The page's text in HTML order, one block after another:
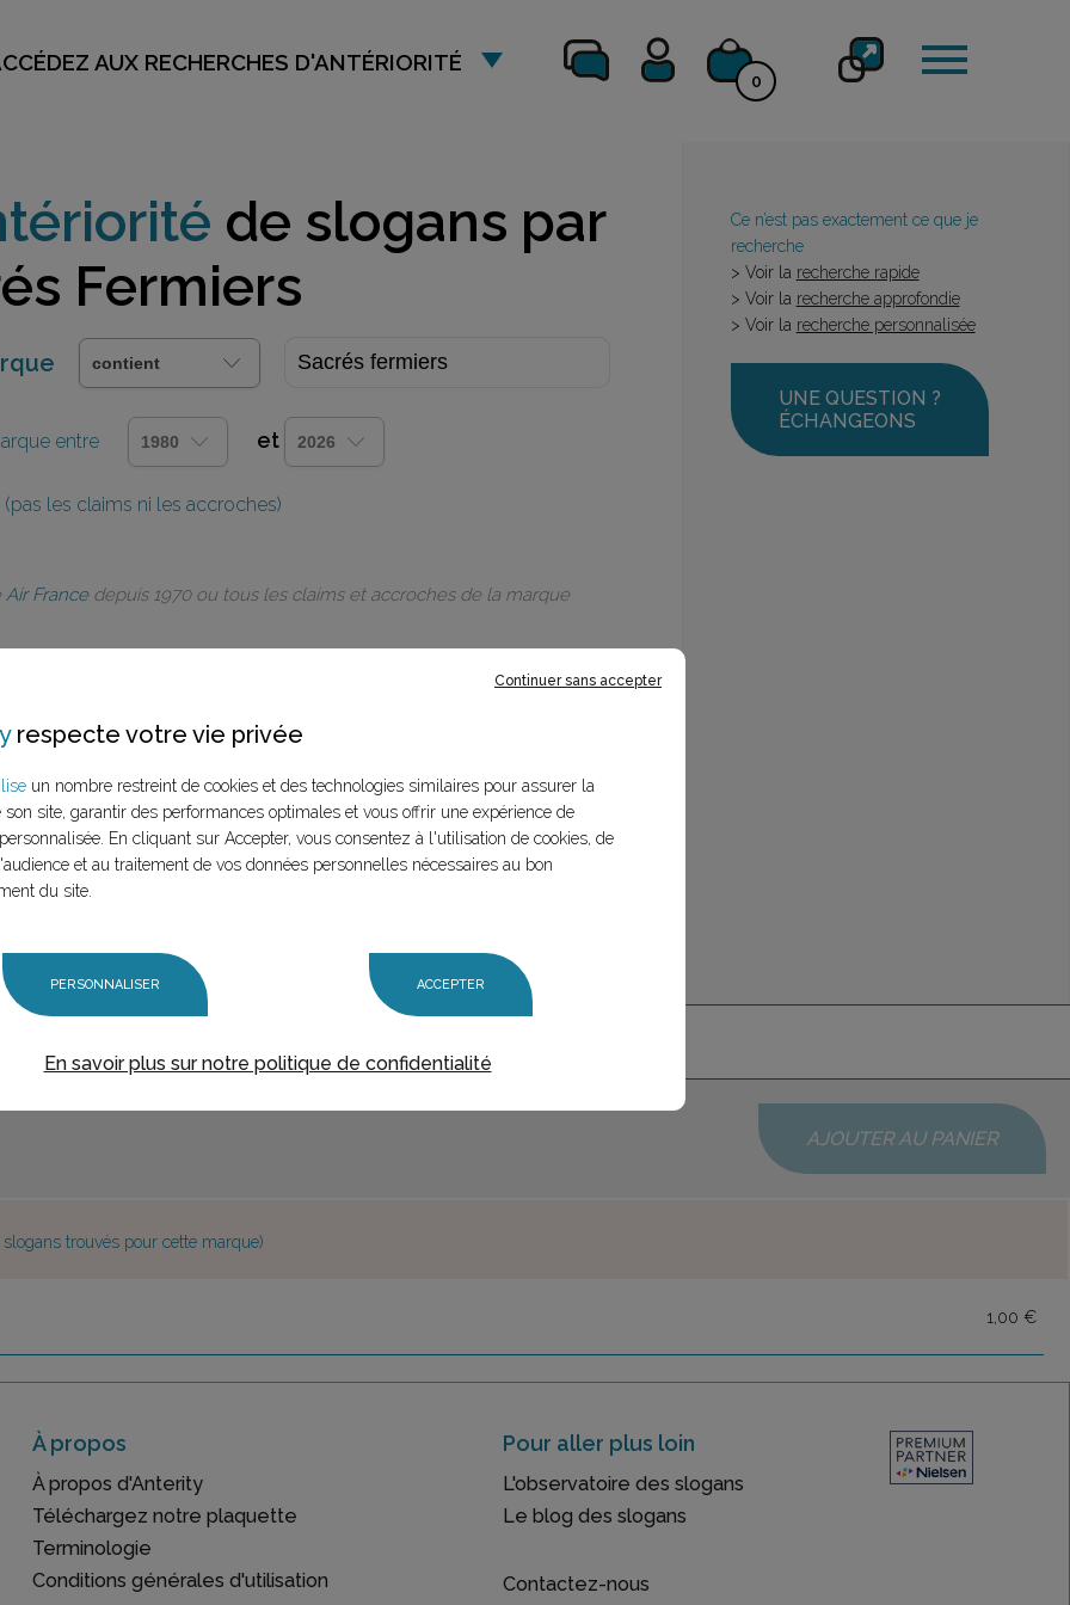
AUX RECHERCHES D'ANTÉRIORITÉ
0
de slogans par
Fermiers
entre et
les claims ni les accroches)
Air Francedepuis 1970 ou tous les claims et accroches de la marque
(mère et
claim,
LANCER LA RECHERCHE
Ce n’est pas exactement ce que je
recherche
> Voir la recherche rapide
> Voir la recherche approfondie
> Voir la recherche personnalisée
UNE QUESTION ?
ÉCHANGEONS
AJOUTER AU PANIER
trouvés pour cette marque)
1,00 €
À propos
À propos d'Anterity
Téléchargez notre plaquette
Terminologie
Conditions générales d'utilisation
Pour aller plus loin
L'observatoire des slogans
Le blog des slogans
Contactez-nous
Continuer sans accepter
respecte votre vie privée
un nombre restreint de cookies et des technologies similaires pour assurer la
son site, garantir des performances optimales et vous offrir une expérience de
En cliquant sur Accepter, vous consentez à l'utilisation de cookies, de
et au traitement de vos données personnelles nécessaires au bon
du site.
PERSONNALISER ACCEPTER
En savoir plus sur notre politique de confidentialité